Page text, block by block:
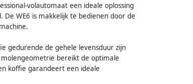
volautomaat een ideale oplossing
WE6 is makkelijk te bedienen door de
gedurende de gehele levensduur zijn
bereikt de optimale
koffie garandeert een ideale